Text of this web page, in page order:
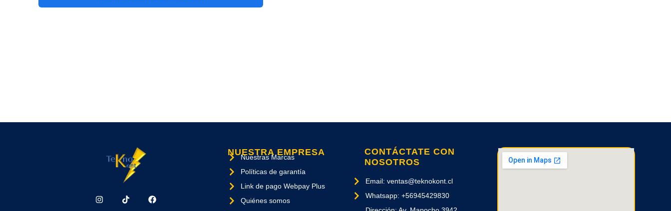
NUESTRA EMPRESA
Nuestras Marcas
Políticas de garantía
Link de pago Webpay Plus
Quiénes somos
CONTÁCTATE CON
NOSOTROS
Email: ventas@teknokont.cl
Whatsapp: +56945429830